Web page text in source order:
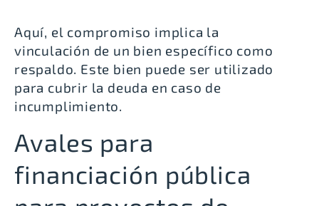
Aquí, el compromiso implica la
vinculación de un bien específico como
respaldo. Este bien puede ser utilizado
para cubrir la deuda en caso de
incumplimiento.
Avales para
financiación pública